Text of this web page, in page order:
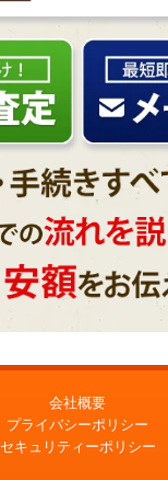
会社概要
プライバシーポリシー
セキュリティーポリシー